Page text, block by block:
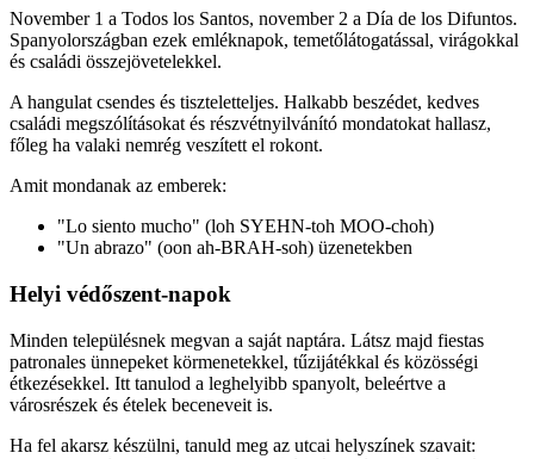
November 1 a Todos los Santos, november 2 a Día de los Difuntos.
Spanyolországban ezek emléknapok, temetőlátogatással, virágokkal
és családi összejövetelekkel.
A hangulat csendes és tiszteletteljes. Halkabb beszédet, kedves
családi megszólításokat és részvétnyilvánító mondatokat hallasz,
főleg ha valaki nemrég veszített el rokont.
Amit mondanak az emberek:
"Lo siento mucho" (loh SYEHN-toh MOO-choh)
"Un abrazo" (oon ah-BRAH-soh) üzenetekben
Helyi védőszent-napok
Minden településnek megvan a saját naptára. Látsz majd fiestas
patronales ünnepeket körmenetekkel, tűzijátékkal és közösségi
étkezésekkel. Itt tanulod a leghelyibb spanyolt, beleértve a
városrészek és ételek beceneveit is.
Ha fel akarsz készülni, tanuld meg az utcai helyszínek szavait: